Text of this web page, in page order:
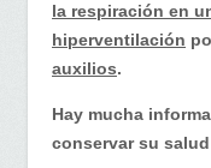
la respiración en
hiperventilación
auxilios.
Hay mucha
conservar su